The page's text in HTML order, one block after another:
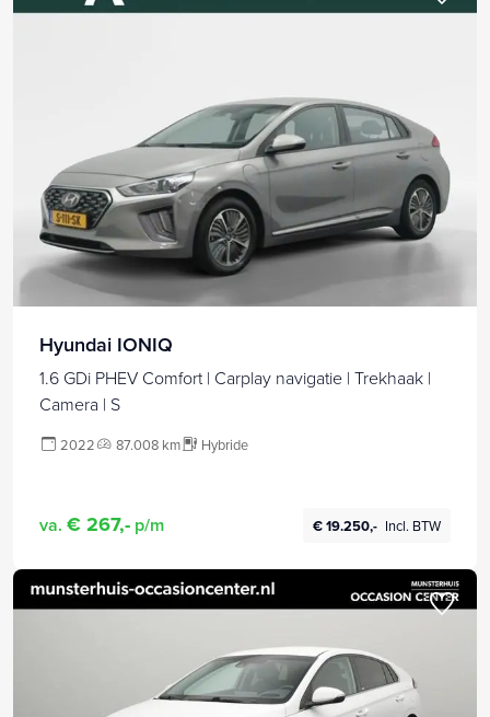
Hyundai IONIQ
1.6 GDi PHEV Comfort | Carplay navigatie | Trekhaak |
Camera | S
2022 87.008 km Hybride
va. € 267,- p/m € 19.250,- Incl. BTW